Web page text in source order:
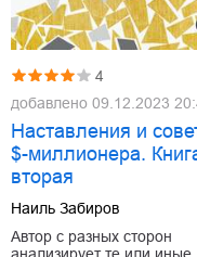
4
добавлено 09.12.2023
Наставления и
$-миллионера.
вторая
Наиль Забиров
Автор с разных сторон
анализирует те или иные